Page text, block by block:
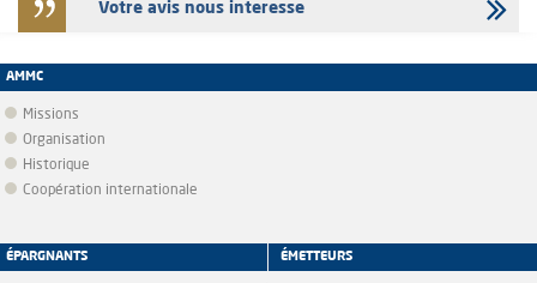
Votre avis nous interesse
AMMC
Missions
Organisation
Historique
Coopération internationale
ÉPARGNANTS ÉMETTEURS